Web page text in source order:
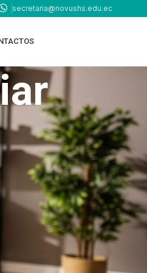
secretaria@novushs.edu.ec
ONLINE